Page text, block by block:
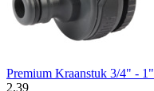
Premium Kraanstuk 3/4" - 1"
2.39